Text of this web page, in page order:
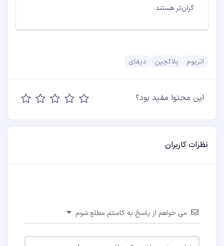
گران‌تر هستند.
اتریوم بلاکچین دیفای
این محتوا مفید بود؟
نظرات کاربران
می خواهم از پاسخ به کامنتم مطلع شوم